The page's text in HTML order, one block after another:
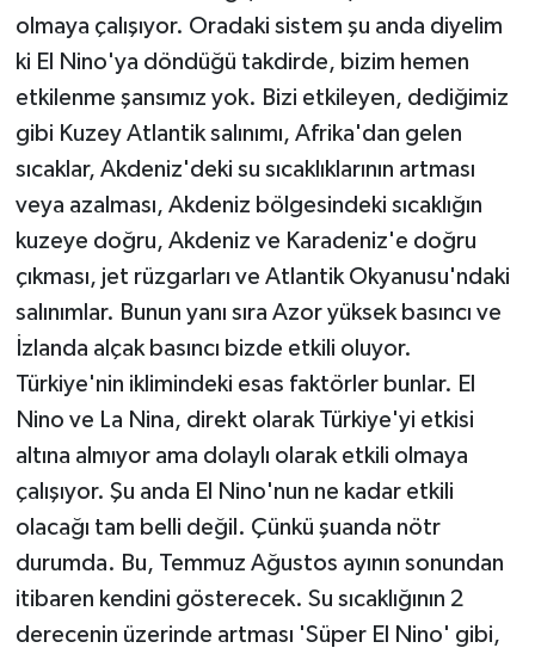
olmaya çalışıyor. Oradaki sistem şu anda diyelim
ki El Nino'ya döndüğü takdirde, bizim hemen
etkilenme şansımız yok. Bizi etkileyen, dediğimiz
gibi Kuzey Atlantik salınımı, Afrika'dan gelen
sıcaklar, Akdeniz'deki su sıcaklıklarının artması
veya azalması, Akdeniz bölgesindeki sıcaklığın
kuzeye doğru, Akdeniz ve Karadeniz'e doğru
çıkması, jet rüzgarları ve Atlantik Okyanusu'ndaki
salınımlar. Bunun yanı sıra Azor yüksek basıncı ve
İzlanda alçak basıncı bizde etkili oluyor.
Türkiye'nin iklimindeki esas faktörler bunlar. El
Nino ve La Nina, direkt olarak Türkiye'yi etkisi
altına almıyor ama dolaylı olarak etkili olmaya
çalışıyor. Şu anda El Nino'nun ne kadar etkili
olacağı tam belli değil. Çünkü şuanda nötr
durumda. Bu, Temmuz Ağustos ayının sonundan
itibaren kendini gösterecek. Su sıcaklığının 2
derecenin üzerinde artması 'Süper El Nino' gibi,